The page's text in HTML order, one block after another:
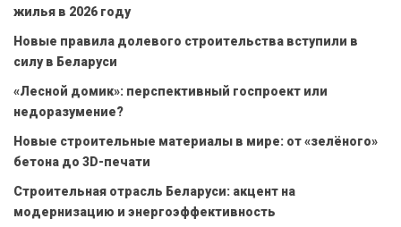
жилья в 2026 году
Новые правила долевого строительства вступили в
силу в Беларуси
«Лесной домик»: перспективный госпроект или
недоразумение?
Новые строительные материалы в мире: от «зелёного»
бетона до 3D-печати
Строительная отрасль Беларуси: акцент на
модернизацию и энергоэффективность